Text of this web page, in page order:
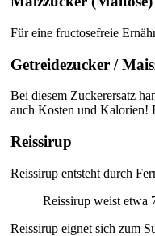
Für eine fructosefreie
Getreidezucker /
Bei diesem Zuckerersatz
auch Kosten und Kalorien!
Reissirup
Reissirup entsteht durch
Reissirup weist etwa
Reissirup eignet sich zum